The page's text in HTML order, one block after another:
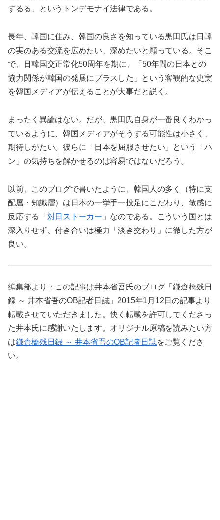
するる、というトンデモナイ法律である。
長年、韓国に住み、韓国の良さを知っている黒田氏は日韓
の実のある交流を広めたい、深めたいと願っている。そこ
で、日韓国交正常化50周年を期に、「50年間の日本との
協力関係が韓国の発展にプラスした」という客観的な史実
を韓国メディアが伝えることが大事だと説く。
まったく異論はない。だが、黒田氏自身が一番良くわかっ
ているように、韓国メディアがそうする可能性は小さく、
期待しがたい。彼らに「日本を屈服させたい」という「ハ
ン」の気持ちを解かせるのは容易ではないだろう。
以前、このブログで書いたように、韓国人の多く（特に支
配層・知識層）は日本の一挙手一投足にこだわり、敏感に
反応する「 対日ストーカー 」なのである。こういう国とは
深入りせず、付き合いは極力「淡き交わり」に徹した方が
良い。
編集部より：この記事は井本省吾氏のブログ「鎌倉橋残日
録 ～ 井本省吾のOB記者日誌」2015年1月12日の記事より
転載させていただきました。快く転載を許可してくださっ
た井本氏に感謝いたします。オリジナル原稿を読みたい方
は鎌倉橋残日録 ～ 井本省吾のOB記者日誌をご覧くださ
い。